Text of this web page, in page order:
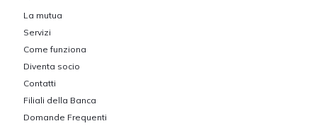
La mutua
Servizi
Come funziona
Diventa socio
Contatti
Filiali della Banca
Domande Frequenti